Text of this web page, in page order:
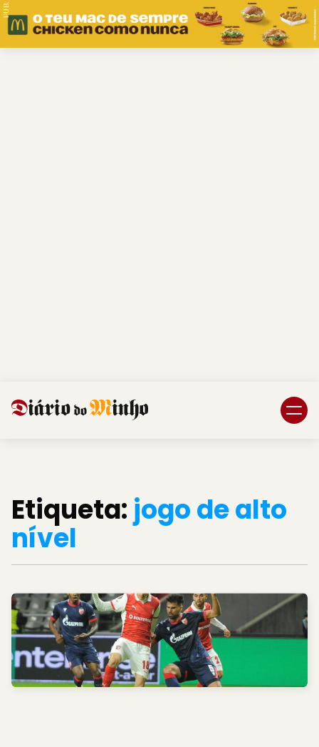
PUB.
Etiqueta: jogo de alto
nível